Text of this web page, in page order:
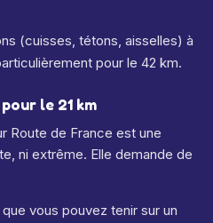
(cuisses, tétons, aisselles) à
pour le 42 km.
le 21 km
Route de France est une
ni extrême. Elle demande de
vous pouvez tenir sur un